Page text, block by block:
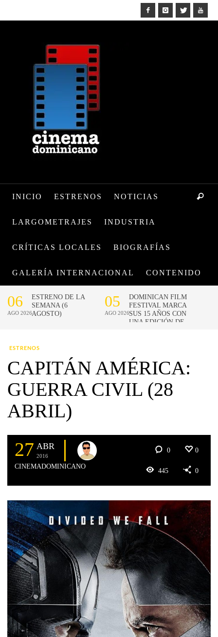
INICIO ESTRENOS NOTICIAS
LARGOMETRAJES INDUSTRIA
CRÍTICAS LOCALES BIOGRAFÍAS
GALERÍA INTERNACIONAL CONTENIDO
ESTRENOS
CAPITÁN AMÉRICA:
GUERRA CIVIL (28
ABRIL)
27 ABR
2016
CINEMADOMINICANO
0 0
445 0